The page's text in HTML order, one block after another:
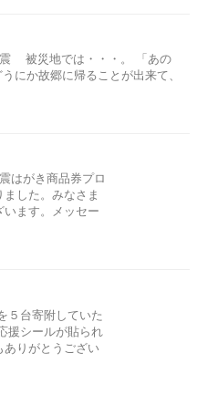
被災地では・・・。 「あの
にか故郷に帰ることが出来て、
はがき商品券プロ
した。みなさま
ます。メッセー
５台寄附していた
援シールが貼られ
ありがとうござい